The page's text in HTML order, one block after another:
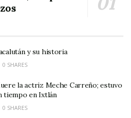
y su historia
0 SHARES
la actriz Meche Carreño; estuvo
tiempo en Ixtlán
0 SHARES